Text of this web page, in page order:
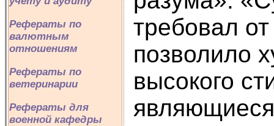
Рефераты по
валютным
отношениям
Рефераты по
ветеринарии
Рефераты для
военной кафедры
требовал
позволило
высокого